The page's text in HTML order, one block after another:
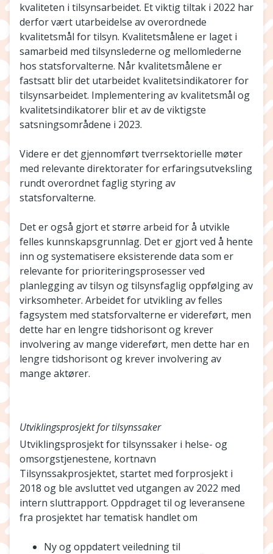
kvaliteten i tilsynsarbeidet. Et viktig tiltak i 2022 har
derfor vært utarbeidelse av overordnede
kvalitetsmål for tilsyn. Kvalitetsmålene er laget i
samarbeid med tilsynslederne og mellomlederne
hos statsforvalterne. Når kvalitetsmålene er
fastsatt blir det utarbeidet kvalitetsindikatorer for
tilsynsarbeidet. Implementering av kvalitetsmål og
kvalitetsindikatorer blir et av de viktigste
satsningsområdene i 2023.
Videre er det gjennomført tverrsektorielle møter
med relevante direktorater for erfaringsutveksling
rundt overordnet faglig styring av
statsforvalterne.
Det er også gjort et større arbeid for å utvikle
felles kunnskapsgrunnlag. Det er gjort ved å hente
inn og systematisere eksisterende data som er
relevante for prioriteringsprosesser ved
planlegging av tilsyn og tilsynsfaglig oppfølging av
virksomheter. Arbeidet for utvikling av felles
fagsystem med statsforvalterne er videreført, men
dette har en lengre tidshorisont og krever
involvering av mange videreført, men dette har en
lengre tidshorisont og krever involvering av
mange aktører.
Utviklingsprosjekt for tilsynssaker
Utviklingsprosjekt for tilsynssaker i helse- og
omsorgstjenestene, kortnavn
Tilsynssakprosjektet, startet med forprosjekt i
2018 og ble avsluttet ved utgangen av 2022 med
intern sluttrapport. Oppdraget til og leveransene
fra prosjektet har tematisk handlet om
Ny og oppdatert veiledning til